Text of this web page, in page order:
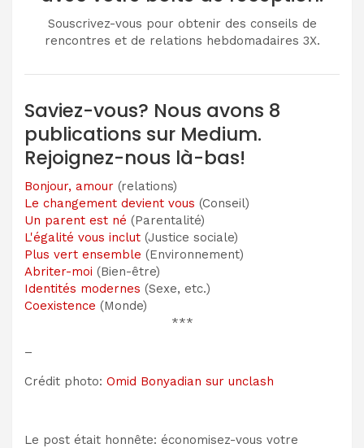
Souscrivez-vous pour obtenir des conseils de
rencontres et de relations hebdomadaires 3X.
Saviez-vous? Nous avons 8
publications sur Medium.
Rejoignez-nous là-bas!
Bonjour, amour (relations)
Le changement devient vous (Conseil)
Un parent est né (Parentalité)
L'égalité vous inclut (Justice sociale)
Plus vert ensemble (Environnement)
Abriter-moi (Bien-être)
Identités modernes (Sexe, etc.)
Coexistence (Monde)
***
–
Crédit photo: Omid Bonyadian sur unclash
Le post était honnête: économisez-vous votre